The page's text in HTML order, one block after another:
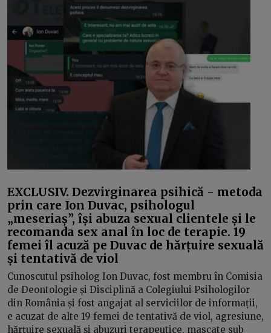
EXCLUSIV. Dezvirginarea psihică - metoda
prin care Ion Duvac, psihologul
„meseriaș”, își abuza sexual clientele și le
recomanda sex anal în loc de terapie. 19
femei îl acuză pe Duvac de hărțuire sexuală
și tentativă de viol
Cunoscutul psiholog Ion Duvac, fost membru în Comisia
de Deontologie și Disciplină a Colegiului Psihologilor
din România și fost angajat al serviciilor de informații,
e acuzat de alte 19 femei de tentativă de viol, agresiune,
hărțuire sexuală și abuzuri terapeutice, mascate sub